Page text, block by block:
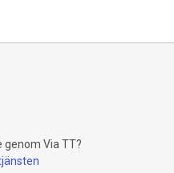
genom Via TT?